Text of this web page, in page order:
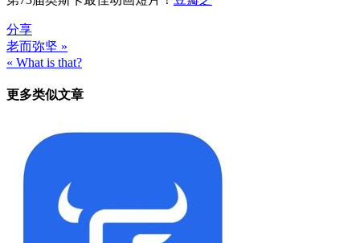
分享
文
导
老而弥坚 »
« What is that?
更多类似文章